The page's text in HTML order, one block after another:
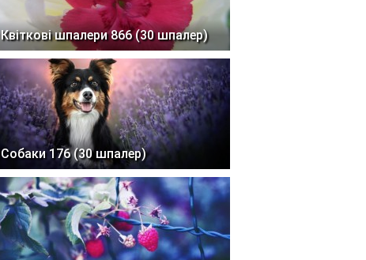
Квіткові шпалери 866 (30 шпалер)
Собаки 176 (30 шпалер)